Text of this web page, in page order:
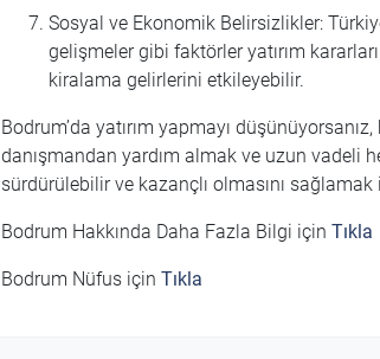
Sosyal ve Ekonomik Belirsizlikler:
gelişmeler gibi faktörler yatırım
kiralama gelirlerini etkileyebilir.
Bodrum’da yatırım yapmayı
danışmandan yardım almak ve uzun vadeli
sürdürülebilir ve kazançlı olmasını sağlamak
Bodrum Hakkında Daha Fazla Bilgi için Tıkla
Bodrum Nüfus için Tıkla